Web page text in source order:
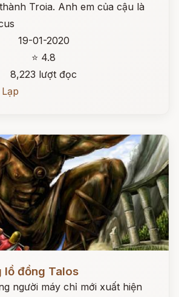
Troia. Anh em của cậu là
19-01-2020
⭐ 4.8
8,223 lượt đọc
lồ đồng Talos
người máy chỉ mới xuất hiện